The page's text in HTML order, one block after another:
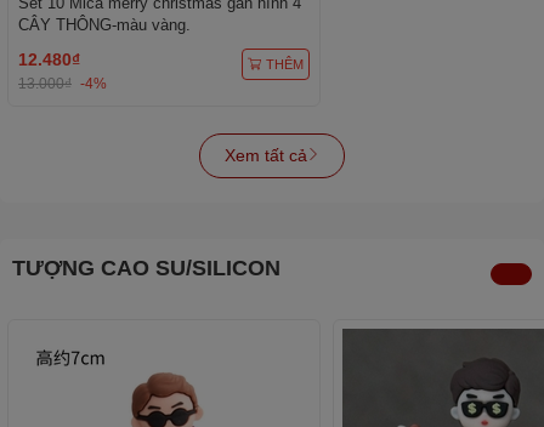
CÂY THÔNG-màu vàng.
12.480₫
13.000₫ -4%
THÊM
Xem tất cả
TƯỢNG CAO SU/SILICON